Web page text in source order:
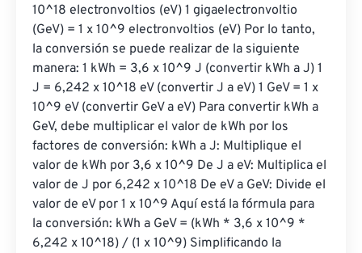
10^18 electronvoltios (eV) 1 gigaelectronvoltio
(GeV) = 1 x 10^9 electronvoltios (eV) Por lo tanto,
la conversión se puede realizar de la siguiente
manera: 1 kWh = 3,6 x 10^9 J (convertir kWh a J) 1
J = 6,242 x 10^18 eV (convertir J a eV) 1 GeV = 1 x
10^9 eV (convertir GeV a eV) Para convertir kWh a
GeV, debe multiplicar el valor de kWh por los
factores de conversión: kWh a J: Multiplique el
valor de kWh por 3,6 x 10^9 De J a eV: Multiplica el
valor de J por 6,242 x 10^18 De eV a GeV: Divide el
valor de eV por 1 x 10^9 Aquí está la fórmula para
la conversión: kWh a GeV = (kWh * 3,6 x 10^9 *
6,242 x 10^18) / (1 x 10^9) Simplificando la